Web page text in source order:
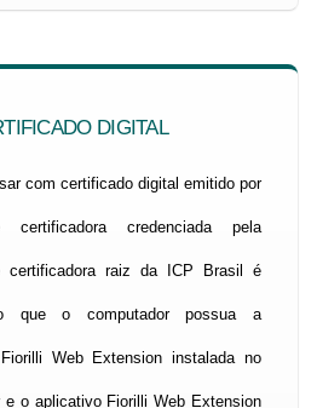
DIGITAL
com certificado digital emitido por
certificadora credenciada pela
certificadora raiz da ICP Brasil é
que o computador possua a
Web Extension instalada no
e o aplicativo Fiorilli Web Extension